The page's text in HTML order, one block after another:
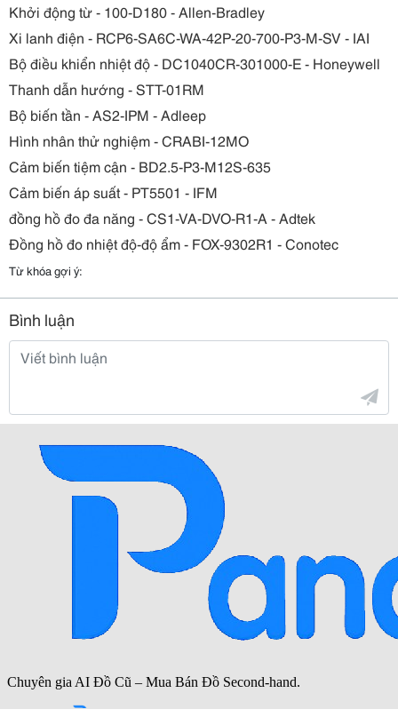
Khởi động từ - 100-D180 - Allen-Bradley
Xi lanh điện - RCP6-SA6C-WA-42P-20-700-P3-M-SV - IAI
Bộ điều khiển nhiệt độ - DC1040CR-301000-E - Honeywell
Thanh dẫn hướng - STT-01RM
Bộ biến tần - AS2-IPM - Adleep
Hình nhân thử nghiệm - CRABI-12MO
Cảm biến tiệm cận - BD2.5-P3-M12S-635
Cảm biến áp suất - PT5501 - IFM
đồng hồ đo đa năng - CS1-VA-DVO-R1-A - Adtek
Đồng hồ đo nhiệt độ-độ ẩm - FOX-9302R1 - Conotec
Từ khóa gợi ý:
Bình luận